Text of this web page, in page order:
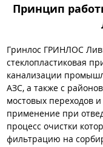
Принцип
Гринлос ГРИНЛОС
стеклопластиковая
канализации
АЗС, а также с
мостовых переходов
применение при
процесс очистки
фильтрацию на